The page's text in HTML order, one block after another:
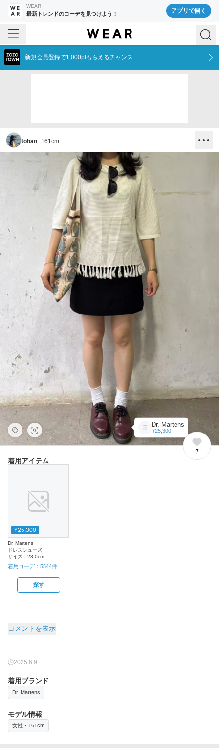
WEAR
最新トレンドのコーデを見つけよう！ アプリで開く
新規会員登録で1,000ptもらえるチャンス
tohan 161cm
Dr. Martens
¥25,300
7
着用アイテム
¥25,300
Dr. Martens
ドレスシューズ
サイズ： 23.0cm
着用コーデ： 5544件
探す
コメントを表示
2025.6.9
着用ブランド
Dr. Martens
モデル情報
女性・161cm